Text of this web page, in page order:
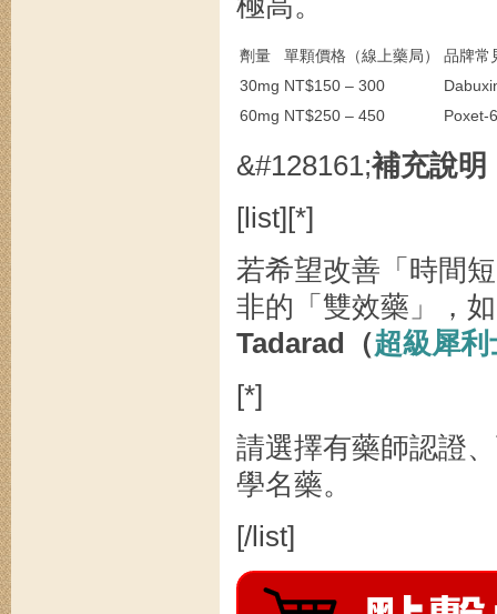
劑量 單顆價格（線上藥局）
品牌常
30mg NT$150 – 300
60mg NT$250 – 450 Poxet-
&#128161;補充說明
[list][*]
若希望改善「時間
非的「雙效藥」，如
Tadarad（超級犀利
[*]
請選擇有藥師認證
學名藥。
[/list]